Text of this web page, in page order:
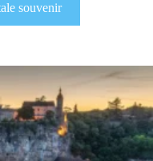
souvenir